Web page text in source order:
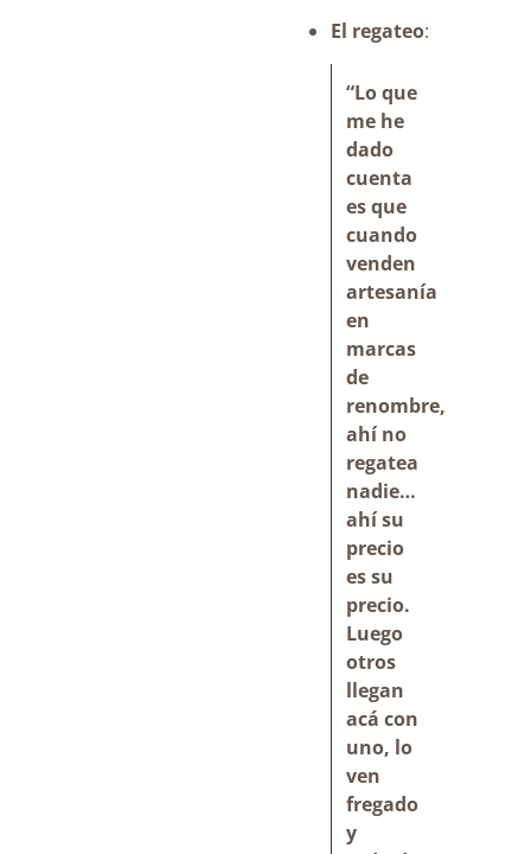
El regateo:
“Lo que
me he
dado
cuenta
es que
cuando
venden
artesanía
en
marcas
de
renombre,
ahí no
regatea
nadie…
ahí su
precio
es su
precio.
Luego
otros
llegan
acá con
uno, lo
ven
fregado
y